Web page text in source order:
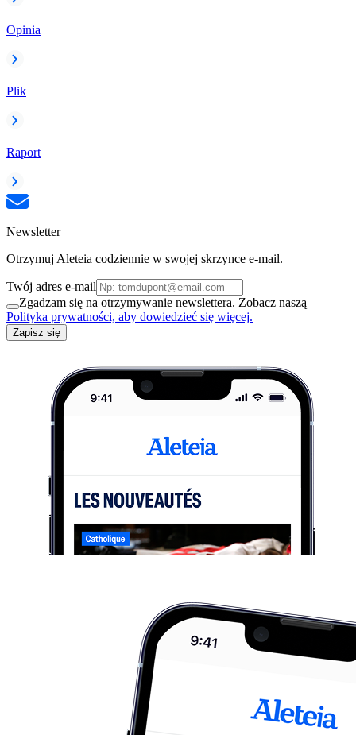
Opinia
Plik
Raport
Newsletter
Otrzymuj Aleteia codziennie w swojej skrzynce e-mail.
Twój adres e-mail
Zgadzam się na otrzymywanie newslettera. Zobacz naszą
Polityka prywatności, aby dowiedzieć się więcej.
Zapisz się